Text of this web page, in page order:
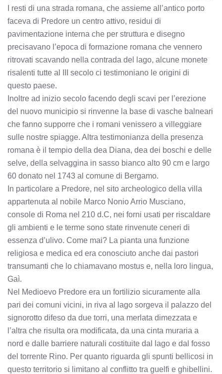
I resti di una strada romana, che assieme all’antico porto
faceva di Predore un centro attivo, residui di
pavimentazione interna che per struttura e disegno
precisavano l’epoca di formazione romana che vennero
ritrovati scavando nella contrada del lago, alcune monete
risalenti tutte al III secolo ci testimoniano le origini di
questo paese.
Inoltre ad inizio secolo facendo degli scavi per l’erezione
del nuovo municipio si rinvenne la base di vasche balneari
che fanno supporre che i romani venissero a villeggiare
sulle nostre spiagge. Altra testimonianza della presenza
romana è il tempio della dea Diana, dea dei boschi e delle
selve, della selvaggina in sasso bianco alto 90 cm e largo
60 donato nel 1743 al comune di Bergamo.
In particolare a Predore, nel sito archeologico della villa
appartenuta al nobile Marco Nonio Arrio Musciano,
console di Roma nel 210 d.C, nei forni usati per riscaldare
gli ambienti e le terme sono state rinvenute ceneri di
essenza d’ulivo. Come mai? La pianta una funzione
religiosa e medica ed era conosciuto anche dai pastori
transumanti che lo chiamavano mostus e, nella loro lingua,
Gaì.
Nel Medioevo Predore era un fortilizio sicuramente alla
pari dei comuni vicini, in riva al lago sorgeva il palazzo del
signorotto difeso da due torri, una merlata dimezzata e
l’altra che risulta ora modificata, da una cinta muraria a
nord e dalle barriere naturali costituite dal lago e dal fosso
del torrente Rino. Per quanto riguarda gli spunti bellicosi in
questo territorio si limitano al conflitto tra guelfi e ghibellini.